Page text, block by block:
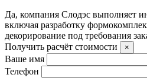
Да, компания Слодэс выполняет
включая разработку
декорирование под требования
Получить расчёт стоимости
×
Ваше имя
Телефон